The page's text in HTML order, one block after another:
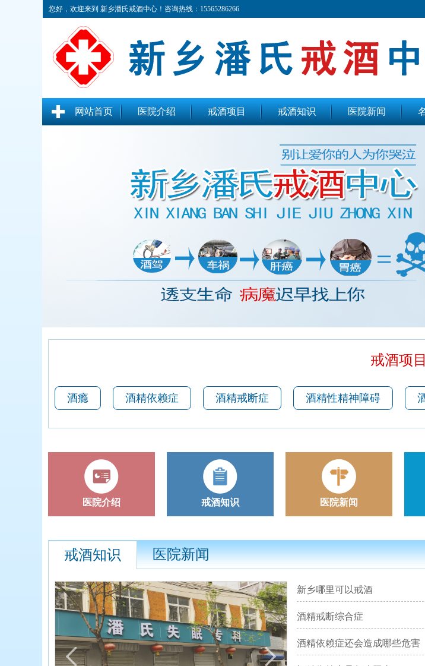
您好，欢迎来到 新乡潘氏戒酒中心！咨询热线：15565286266
网站首页 医院介绍 戒酒项目 戒酒知识 医院新闻
戒酒项目
酒瘾 酒精依赖症 酒精戒断症 酒精性精神障碍
医院介绍 戒酒知识 医院新闻
戒酒知识 医院新闻
新乡哪里可以戒酒
酒精戒断综合症
酒精依赖症还会造成哪些危害